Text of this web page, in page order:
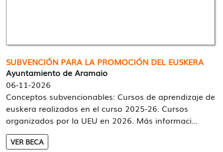
SUBVENCIÓN PARA LA PROMOCIÓN DEL EUSKERA
Ayuntamiento de Aramaio
06-11-2026
Conceptos subvencionables: Cursos de aprendizaje de
euskera realizados en el curso 2025-26. Cursos
organizados por la UEU en 2026. Más informaci...
VER BECA